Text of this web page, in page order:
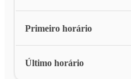
Primeiro horário
Último horário